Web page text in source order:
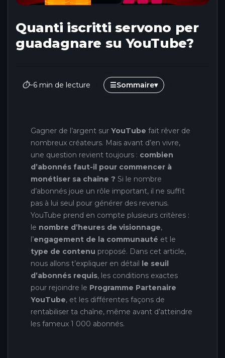
Quanti iscritti servono per
guadagnare su YouTube?
⏱~6 min de lecture ☰Sommaire▾
Gagner de l’argent sur YouTube fait rêver de
nombreux créateurs. Mais avant d’en vivre,
une question revient toujours : combien
d’abonnés faut-il pour commencer à
monétiser sa chaîne ? Si le nombre
d’abonnés joue un rôle important, il ne suffit
pas à lui seul pour générer des revenus.
YouTube prend en compte plusieurs critères :
le nombre d’heures de visionnage,
l’engagement de la communauté et le
type de contenu proposé. Dans cet article,
nous allons t’expliquer en détail le seuil
d’abonnés requis, les conditions exactes
pour rejoindre le Programme Partenaire
YouTube, et les différentes façons de
rentabiliser ta chaîne, même avant d’atteindre
les fameux 1 000 abonnés.